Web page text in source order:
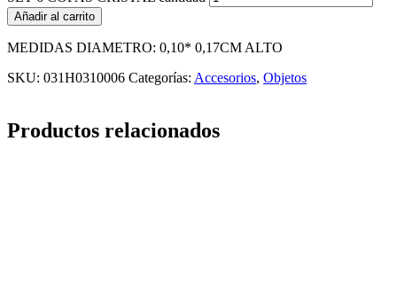
Añadir al carrito
MEDIDAS DIAMETRO: 0,10* 0,17CM ALTO
SKU: 031H0310006 Categorías: Accesorios, Objetos
Productos relacionados